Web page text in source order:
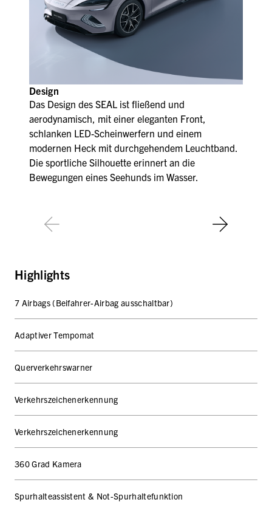
Design
Das Design des SEAL ist fließend und
aerodynamisch, mit einer eleganten Front,
schlanken LED-Scheinwerfern und einem
modernen Heck mit durchgehendem Leuchtband.
Die sportliche Silhouette erinnert an die
Bewegungen eines Seehunds im Wasser.
Highlights
7 Airbags (Beifahrer-Airbag ausschaltbar)
Adaptiver Tempomat
Querverkehrswarner
Verkehrszeichenerkennung
Verkehrszeichenerkennung
360 Grad Kamera
Spurhalteassistent & Not-Spurhaltefunktion